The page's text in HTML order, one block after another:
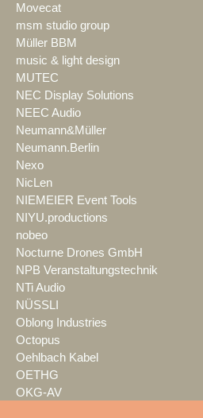
Movecat
msm studio group
Müller BBM
music & light design
MUTEC
NEC Display Solutions
NEEC Audio
Neumann&Müller
Neumann.Berlin
Nexo
NicLen
NIEMEIER Event Tools
NIYU.productions
nobeo
Nocturne Drones GmbH
NPB Veranstaltungstechnik
NTi Audio
NÜSSLI
Oblong Industries
Octopus
Oehlbach Kabel
OETHG
OKG-AV